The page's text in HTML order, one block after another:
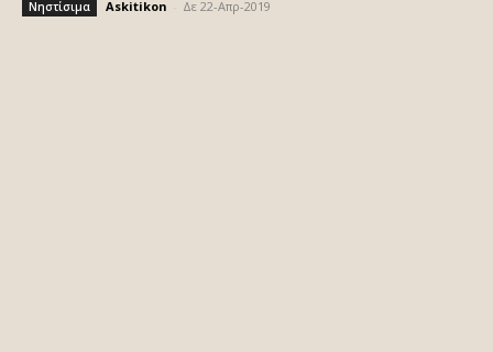
Νηστίσιμα Askitikon Δε 22-Απρ-2019